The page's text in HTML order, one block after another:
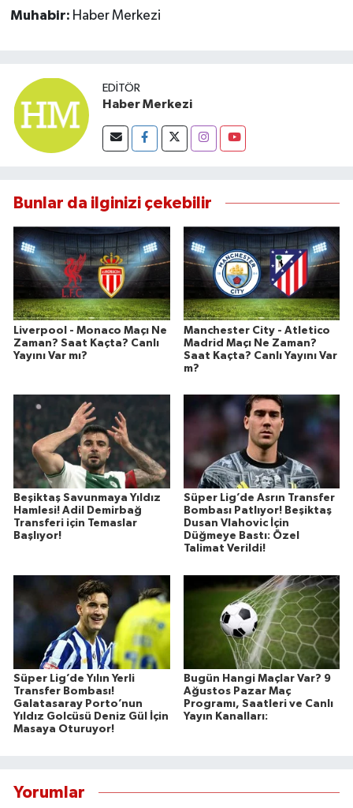
Muhabir: Haber Merkezi
EDITÖR
Haber Merkezi
Bunlar da ilginizi çekebilir
Liverpool - Monaco Maçı Ne
Zaman? Saat Kaçta? Canlı
Yayını Var mı?
Manchester City - Atletico
Madrid Maçı Ne Zaman?
Saat Kaçta? Canlı Yayını Var
m?
Beşiktaş Savunmaya Yıldız
Hamlesi! Adil Demirbağ
Transferi için Temaslar
Başlıyor!
Süper Lig’de Asrın Transfer
Bombası Patlıyor! Beşiktaş
Dusan Vlahovic İçin
Düğmeye Bastı: Özel
Talimat Verildi!
Süper Lig’de Yılın Yerli
Transfer Bombası!
Galatasaray Porto’nun
Yıldız Golcüsü Deniz Gül İçin
Masaya Oturuyor!
Bugün Hangi Maçlar Var? 9
Ağustos Pazar Maç
Programı, Saatleri ve Canlı
Yayın Kanalları:
Yorumlar